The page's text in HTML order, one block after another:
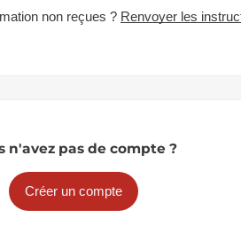
non reçues ? Renvoyer les
n'avez pas de compte ?
Créer un compte